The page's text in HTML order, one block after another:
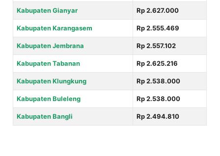
Kabupaten Gianyar Rp 2.627.000
Kabupaten Karangasem Rp 2.555.469
Kabupaten Jembrana Rp 2.557.102
Kabupaten Tabanan Rp 2.625.216
Kabupaten Klungkung Rp 2.538.000
Kabupaten Buleleng Rp 2.538.000
Kabupaten Bangli Rp 2.494.810